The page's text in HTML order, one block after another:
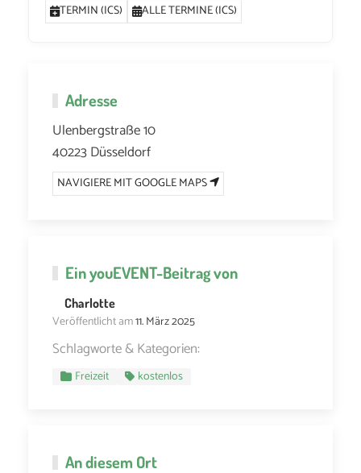
TERMIN (ICS) ALLE TERMINE (ICS)
Adresse
Ulenbergstraße 10
40223 Düsseldorf
NAVIGIERE MIT GOOGLE MAPS
EinyouEVENT-Beitrag von
Charlotte
Veröffentlicht am11. März 2025
Schlagworte & Kategorien:
Freizeit kostenlos
An diesem Ort